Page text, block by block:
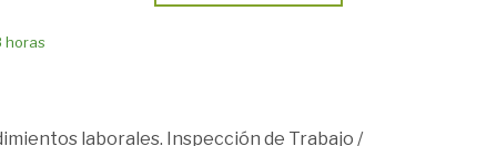
horas
laborales. Inspección de Trabajo /